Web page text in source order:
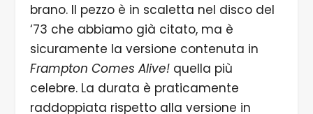
brano. Il pezzo è in scaletta nel disco del
‘73 che abbiamo già citato, ma è
sicuramente la versione contenuta in
Frampton Comes Alive! quella più
celebre. La durata è praticamente
raddoppiata rispetto alla versione in